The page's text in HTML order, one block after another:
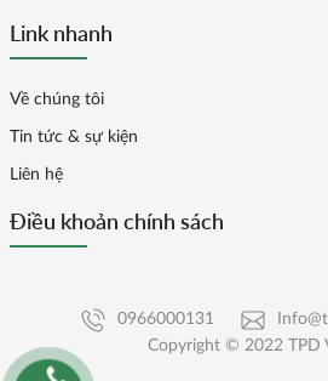
Link nhanh
Về chúng tôi
Tin tức & sự kiện
Liên hệ
Điều khoản chính sách
Copyright © 2022 TPD
0966000131